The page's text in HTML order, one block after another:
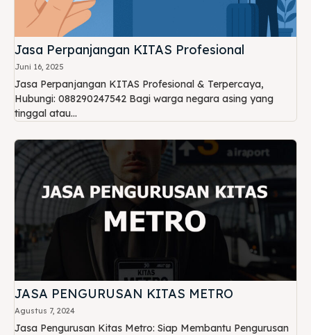
Jasa Perpanjangan KITAS Profesional
Juni 16, 2025
Jasa Perpanjangan KITAS Profesional & Terpercaya,
Hubungi: 088290247542 Bagi warga negara asing yang
tinggal atau...
JASA PENGURUSAN KITAS METRO
Agustus 7, 2024
Jasa Pengurusan Kitas Metro: Siap Membantu Pengurusan